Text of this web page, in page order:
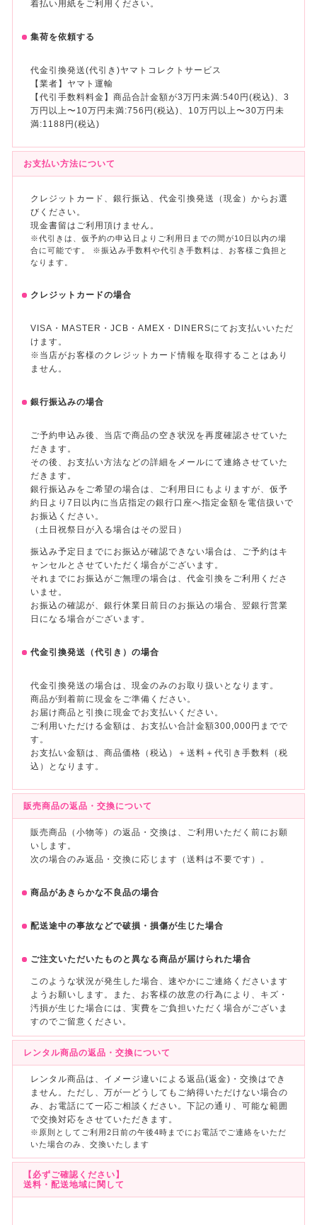
着払い用紙をご利用ください。
集荷を依頼する
代金引換発送(代引き)ヤマトコレクトサービス
【業者】ヤマト運輸
【代引手数料料金】商品合計金額が3万円未満:540円(税込)、3
万円以上〜10万円未満:756円(税込)、10万円以上〜30万円未
満:1188円(税込)
お支払い方法について
クレジットカード、銀行振込、代金引換発送（現金）からお選
びください。
現金書留はご利用頂けません。
※代引きは、仮予約の申込日よりご利用日までの間が10日以内の場
合に可能です。 ※振込み手数料や代引き手数料は、お客様ご負担と
なります。
クレジットカードの場合
VISA・MASTER・JCB・AMEX・DINERSにてお支払いいただ
けます。
※当店がお客様のクレジットカード情報を取得することはあり
ません。
銀行振込みの場合
ご予約申込み後、当店で商品の空き状況を再度確認させていた
だきます。
その後、お支払い方法などの詳細をメールにて連絡させていた
だきます。
銀行振込みをご希望の場合は、ご利用日にもよりますが、仮予
約日より7日以内に当店指定の銀行口座へ指定金額を電信扱いで
お振込ください。
（土日祝祭日が入る場合はその翌日）
振込み予定日までにお振込が確認できない場合は、ご予約はキ
ャンセルとさせていただく場合がございます。
それまでにお振込がご無理の場合は、代金引換をご利用くださ
いませ。
お振込の確認が、銀行休業日前日のお振込の場合、翌銀行営業
日になる場合がございます。
代金引換発送（代引き）の場合
代金引換発送の場合は、現金のみのお取り扱いとなります。
商品が到着前に現金をご準備ください。
お届け商品と引換に現金でお支払いください。
ご利用いただける金額は、お支払い合計金額300,000円までで
す。
お支払い金額は、商品価格（税込）＋送料＋代引き手数料（税
込）となります。
販売商品の返品・交換について
販売商品（小物等）の返品・交換は、ご利用いただく前にお願
いします。
次の場合のみ返品・交換に応じます（送料は不要です）。
商品があきらかな不良品の場合
配送途中の事故などで破損・損傷が生じた場合
ご注文いただいたものと異なる商品が届けられた場合
このような状況が発生した場合、速やかにご連絡くださいます
ようお願いします。また、お客様の故意の行為により、キズ・
汚損が生じた場合には、実費をご負担いただく場合がございま
すのでご留意ください。
レンタル商品の返品・交換について
レンタル商品は、イメージ違いによる返品(返金)・交換はでき
ません。ただし、万が一どうしてもご納得いただけない場合の
み、お電話にて一応ご相談ください。下記の通り、可能な範囲
で交換対応をさせていただきます。
※原則としてご利用2日前の午後4時までにお電話でご連絡をいただ
いた場合のみ、交換いたします
【必ずご確認ください】
送料・配送地域に関して